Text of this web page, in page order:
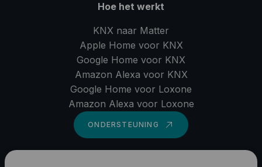
Hoe het werkt
KNX naar Matter
Apple Home voor KNX
Google Home voor KNX
Amazon Alexa voor KNX
Google Home voor Loxone
Amazon Alexa voor Loxone
ONDERSTEUNING